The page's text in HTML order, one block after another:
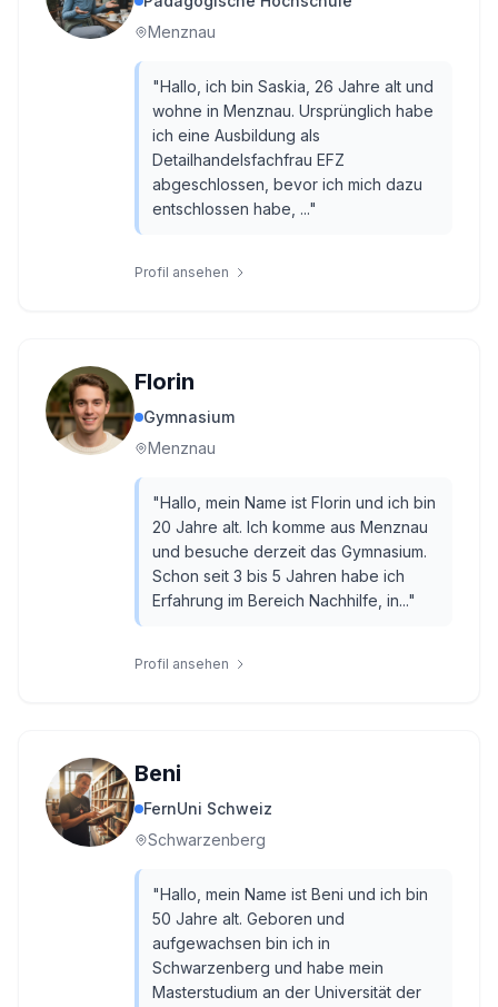
Menznau
"Hallo, ich bin Saskia, 26 Jahre alt und
wohne in Menznau. Ursprünglich habe
ich eine Ausbildung als
Detailhandelsfachfrau EFZ
abgeschlossen, bevor ich mich dazu
entschlossen habe, ..."
Profil ansehen
Florin
Gymnasium
Menznau
"Hallo, mein Name ist Florin und ich bin
20 Jahre alt. Ich komme aus Menznau
und besuche derzeit das Gymnasium.
Schon seit 3 bis 5 Jahren habe ich
Erfahrung im Bereich Nachhilfe, in..."
Profil ansehen
Beni
FernUni Schweiz
Schwarzenberg
"Hallo, mein Name ist Beni und ich bin
50 Jahre alt. Geboren und
aufgewachsen bin ich in
Schwarzenberg und habe mein
Masterstudium an der Universität der